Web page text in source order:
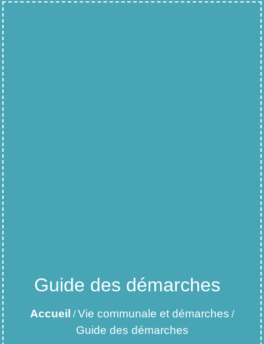
Guide des démarches
Accueil /Vie communale et démarches /
Guide des démarches